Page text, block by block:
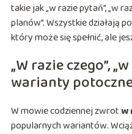
takie jak „w razie pytań”, „w
planów”. Wszystkie działają
który może się spełnić, ale
„W razie czego”,
warianty
W mowie codziennej zwrotw
popularnych wariantów.